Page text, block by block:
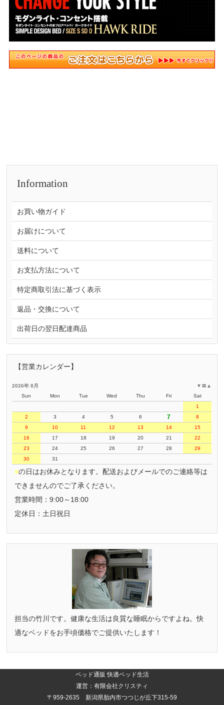
Information
お買い物ガイド
お届けについて
送料について
お支払方法について
特定商取引法に基づく表示
返品・交換について
出荷日の翌日配達商品
【営業カレンダー】
▲
〓
▼
2026年 8月
Sun
Mon Tue Wed Thu Fri
Sat
1
2
3 4 5 6 7
8
9
10 11 12 13 14
15
16
17 18 19 20 21
22
23
24 25 26 27 28
29
30
31
■の日はお休みとなります。配送およびメールでのご連絡等は
できませんのでご了承ください。
営業時間：9:00～18:00
定休日：土日祝日
担当の竹川です。健康な生活は良質な睡眠からですよね。快
適なベッドをお手頃価格でご提供いたします！
ベッド通販 快適ベッド生活
運営：有限会社クリスティ
〒959-2635 新潟県胎内市つつじが丘下315-59